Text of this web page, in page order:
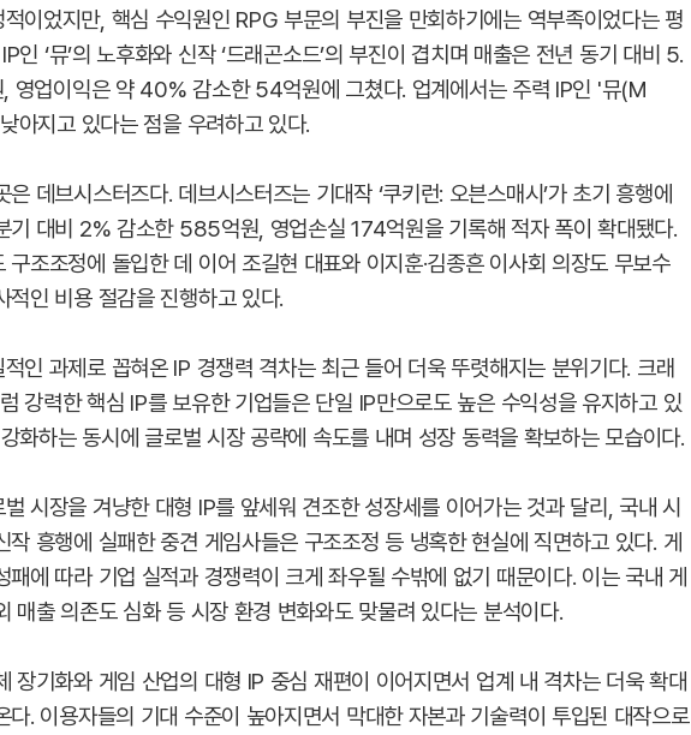
이었지만, 핵심 수익원인 RPG 부문의 부진을 만회하기에는 역부족이었다는 평
인 ‘뮤’의 노후화와 신작 ‘드래곤소드’의 부진이 겹치며 매출은 전년 동기 대비 5.
업이익은 약 40% 감소한 54억원에 그쳤다. 업계에서는 주력 IP인 '뮤(M
아지고 있다는 점을 우려하고 있다.
데브시스터즈다. 데브시스터즈는 기대작 ‘쿠키런: 오븐스매시’가 초기 흥행에
기 대비 2% 감소한 585억원, 영업손실 174억원을 기록해 적자 폭이 확대됐다.
구조조정에 돌입한 데 이어 조길현 대표와 이지훈·김종흔 이사회 의장도 무보수
적인 비용 절감을 진행하고 있다.
인 과제로 꼽혀온 IP 경쟁력 격차는 최근 들어 더욱 뚜렷해지는 분위기다. 크래
강력한 핵심 IP를 보유한 기업들은 단일 IP만으로도 높은 수익성을 유지하고 있
화하는 동시에 글로벌 시장 공략에 속도를 내며 성장 동력을 확보하는 모습이다.
시장을 겨냥한 대형 IP를 앞세워 견조한 성장세를 이어가는 것과 달리, 국내 시
작 흥행에 실패한 중견 게임사들은 구조조정 등 냉혹한 현실에 직면하고 있다. 게
패에 따라 기업 실적과 경쟁력이 크게 좌우될 수밖에 없기 때문이다. 이는 국내 게
매출 의존도 심화 등 시장 환경 변화와도 맞물려 있다는 분석이다.
장기화와 게임 산업의 대형 IP 중심 재편이 이어지면서 업계 내 격차는 더욱 확대
다. 이용자들의 기대 수준이 높아지면서 막대한 자본과 기술력이 투입된 대작으로